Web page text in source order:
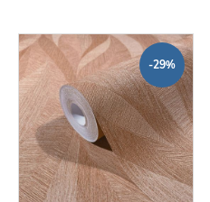
-29%